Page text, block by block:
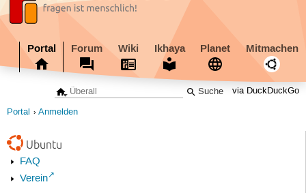
Portal Forum Wiki Ikhaya Planet Mitmachen
via DuckDuckGo
Portal Anmelden
Ubuntu
FAQ
Verein